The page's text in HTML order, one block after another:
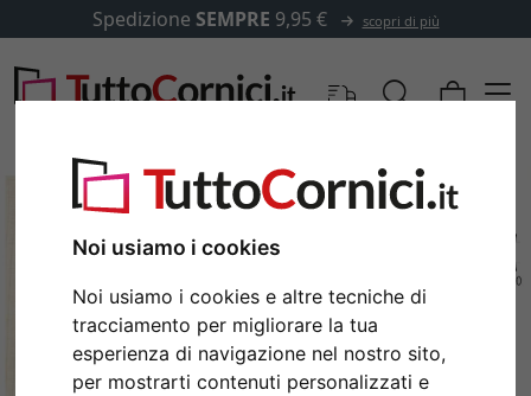
Noi usiamo i cookies
Noi usiamo i cookies e altre tecniche di
tracciamento per migliorare la tua
esperienza di navigazione nel nostro sito,
per mostrarti contenuti personalizzati e
Spedizione SEMPRE 9,95 € scopri di più